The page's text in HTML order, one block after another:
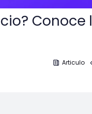
Conoce
Articulo